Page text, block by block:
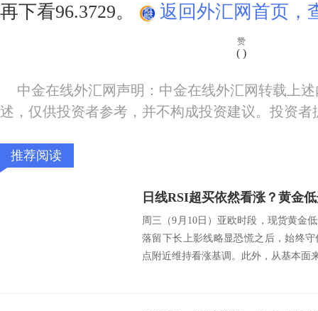
再下看96.3729。
返回外汇网首页，
赞
( )
中金在线外汇网声明：中金在线外汇网转载上
述，仅供投资者参考，并不构成投资建议。投资
推荐阅读
周三（9月10日）亚欧时段，现货黄金
落留下长上影线略显恐慌之后，始终
点附近维持看涨基调。此外，从基本面